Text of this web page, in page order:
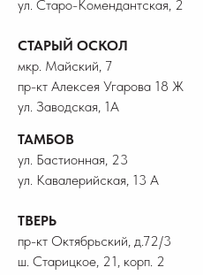
ул. Старо-Комендантская, 2
СТАРЫЙ ОСКОЛ
мкр. Майский, 7
пр-кт Алексея Угарова 18 Ж
ул. Заводская, 1А
ТАМБОВ
ул. Бастионная, 23
ул. Кавалерийская, 13 А
ТВЕРЬ
пр-кт Октябрьский, д.72/3
ш. Старицкое, 21, корп. 2